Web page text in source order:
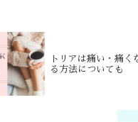
トリアは痛い・痛く
る方法についても